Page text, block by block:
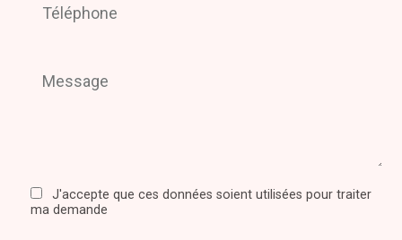
J'accepte que ces données soient utilisées pour traiter
ma demande